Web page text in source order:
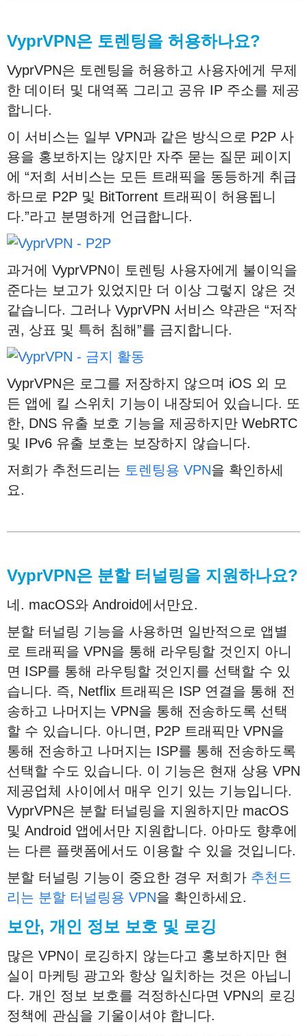
VyprVPN은 토렌팅을 허용하나요?
VyprVPN은 토렌팅을 허용하고 사용자에게 무제
한 데이터 및 대역폭 그리고 공유 IP 주소를 제공
합니다.
이 서비스는 일부 VPN과 같은 방식으로 P2P 사
용을 홍보하지는 않지만 자주 묻는 질문 페이지
에 “저희 서비스는 모든 트래픽을 동등하게 취급
하므로 P2P 및 BitTorrent 트래픽이 허용됩니
다.”라고 분명하게 언급합니다.
과거에 VyprVPN이 토렌팅 사용자에게 불이익을
준다는 보고가 있었지만 더 이상 그렇지 않은 것
같습니다. 그러나 VyprVPN 서비스 약관은 “저작
권, 상표 및 특허 침해”를 금지합니다.
VyprVPN은 로그를 저장하지 않으며 iOS 외 모
든 앱에 킬 스위치 기능이 내장되어 있습니다. 또
한, DNS 유출 보호 기능을 제공하지만 WebRTC
및 IPv6 유출 보호는 보장하지 않습니다.
저희가 추천드리는 토렌팅용 VPN을 확인하세
요.
VyprVPN은 분할 터널링을 지원하나요?
네. macOS와 Android에서만요.
분할 터널링 기능을 사용하면 일반적으로 앱별
로 트래픽을 VPN을 통해 라우팅할 것인지 아니
면 ISP를 통해 라우팅할 것인지를 선택할 수 있
습니다. 즉, Netflix 트래픽은 ISP 연결을 통해 전
송하고 나머지는 VPN을 통해 전송하도록 선택
할 수 있습니다. 아니면, P2P 트래픽만 VPN을
통해 전송하고 나머지는 ISP를 통해 전송하도록
선택할 수도 있습니다. 이 기능은 현재 상용 VPN
제공업체 사이에서 매우 인기 있는 기능입니다.
VyprVPN은 분할 터널링을 지원하지만 macOS
및 Android 앱에서만 지원합니다. 아마도 향후에
는 다른 플랫폼에서도 이용할 수 있을 것입니다.
분할 터널링 기능이 중요한 경우 저희가 추천드
리는 분할 터널링용 VPN을 확인하세요.
보안, 개인 정보 보호 및 로깅
많은 VPN이 로깅하지 않는다고 홍보하지만 현
실이 마케팅 광고와 항상 일치하는 것은 아닙니
다. 개인 정보 보호를 걱정하신다면 VPN의 로깅
정책에 관심을 기울이셔야 합니다.